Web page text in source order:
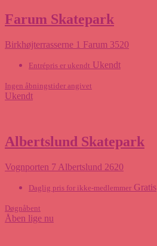
Farum Skatepark
Birkhøjterrasserne 1 Farum 3520
Entrépris er ukendt Ukendt
Ingen åbningstider angivet
Ukendt
Albertslund Skatepark
Vognporten 7 Albertslund 2620
Daglig pris for ikke-medlemmer Gratis
Døgnåbent
Åben lige nu